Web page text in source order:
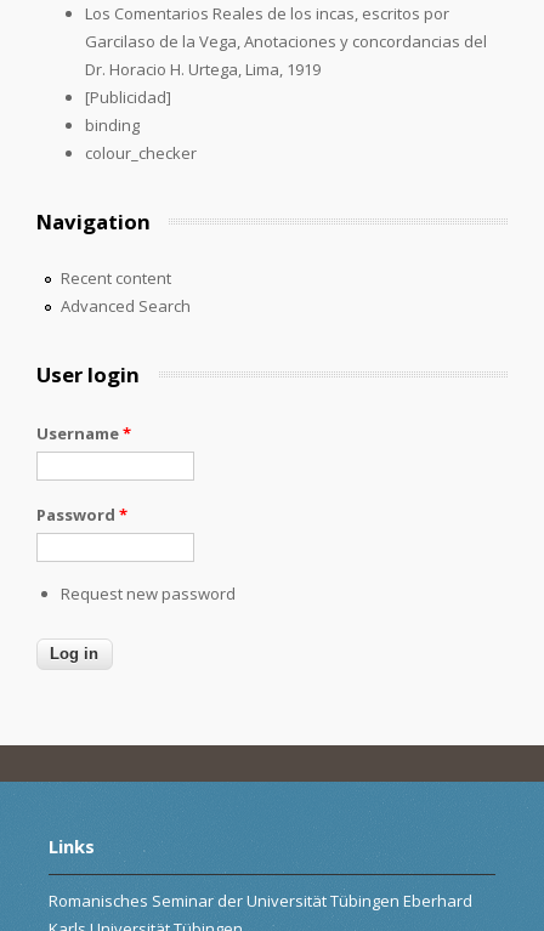
Los Comentarios Reales de los incas, escritos por
Garcilaso de la Vega, Anotaciones y concordancias del
Dr. Horacio H. Urtega, Lima, 1919
[Publicidad]
binding
colour_checker
Navigation
Recent content
Advanced Search
User login
Username*
Password *
Request new password
Links
Romanisches Seminar der Universität Tübingen Eberhard